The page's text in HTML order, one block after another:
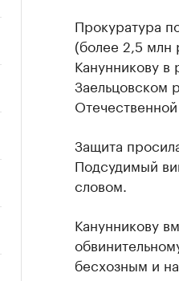
Прокуратура
(более 2,5 млн
Канунникову в
Заельцовском
Защита
Подсудимый
словом.
Канунникову
бесхозным и